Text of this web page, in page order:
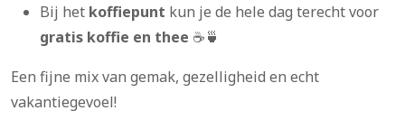
Bij het koffiepunt kun je de hele dag terecht voor
gratis koffie en thee ☕🍵
Een fijne mix van gemak, gezelligheid en echt
vakantiegevoel!